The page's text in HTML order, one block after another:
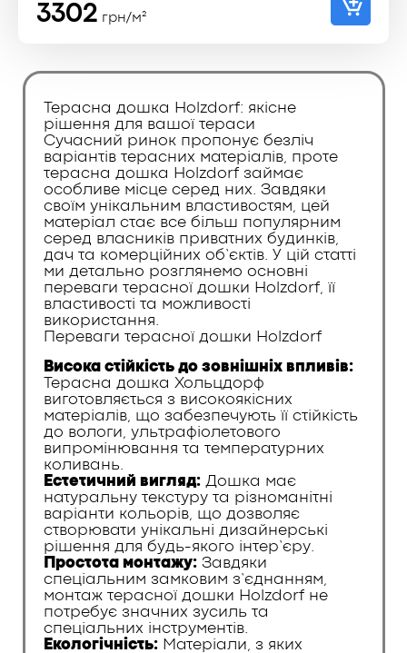
3302 грн/м²
Терасна дошка Holzdorf: якісне
рішення для вашої тераси
Сучасний ринок пропонує безліч
варіантів терасних матеріалів, проте
терасна дошка Holzdorf займає
особливе місце серед них. Завдяки
своїм унікальним властивостям, цей
матеріал стає все більш популярним
серед власників приватних будинків,
дач та комерційних об’єктів. У цій статті
ми детально розглянемо основні
переваги терасної дошки Holzdorf, її
властивості та можливості
використання.
Переваги терасної дошки Holzdorf
Висока стійкість до зовнішніх впливів:
Терасна дошка Хольцдорф
виготовляється з високоякісних
матеріалів, що забезпечують її стійкість
до вологи, ультрафіолетового
випромінювання та температурних
коливань.
Естетичний вигляд:Дошка має
натуральну текстуру та різноманітні
варіанти кольорів, що дозволяє
створювати унікальні дизайнерські
рішення для будь-якого інтер’єру.
Простота монтажу:Завдяки
спеціальним замковим з’єднанням,
монтаж терасної дошки Holzdorf не
потребує значних зусиль та
спеціальних інструментів.
Екологічність:Матеріали, з яких